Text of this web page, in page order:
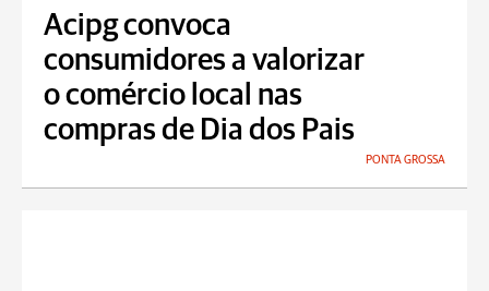
Acipg convoca
consumidores a valorizar
o comércio local nas
compras de Dia dos Pais
PONTA GROSSA